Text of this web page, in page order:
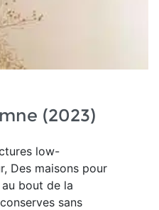
(2023)
low-
Des maisons pour
bout de la
sans